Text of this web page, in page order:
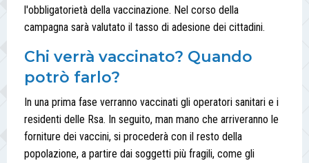
l'obbligatorietà della vaccinazione. Nel corso della
campagna sarà valutato il tasso di adesione dei cittadini.
Chi verrà vaccinato? Quando
potrò farlo?
In una prima fase verranno vaccinati gli operatori sanitari e i
residenti delle Rsa. In seguito, man mano che arriveranno le
forniture dei vaccini, si procederà con il resto della
popolazione, a partire dai soggetti più fragili, come gli